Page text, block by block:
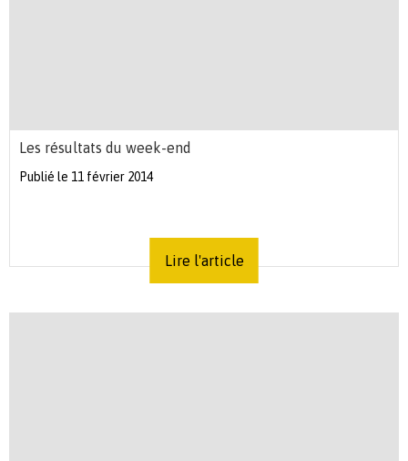
Les résultats du week-end
Publié le 11 février 2014
Lire l'article